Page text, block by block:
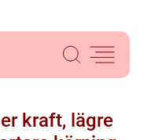
kraft, lägre